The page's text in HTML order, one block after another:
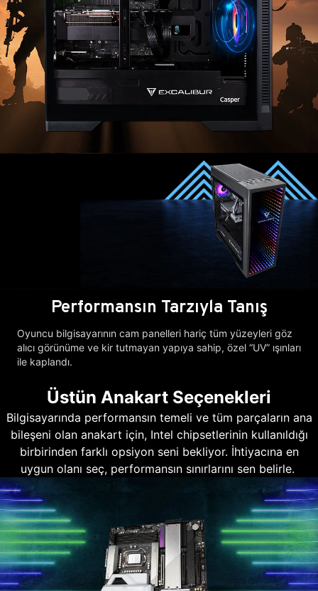
Performansın Tarzıyla Tanış
Oyuncu bilgisayarının cam panelleri hariç tüm yüzeyleri göz
alıcı görünüme ve kir tutmayan yapıya sahip, özel “UV” ışınları
ile kaplandı.
Üstün Anakart Seçenekleri
Bilgisayarında performansın temeli ve tüm parçaların ana
bileşeni olan anakart için, Intel chipsetlerinin kullanıldığı
birbirinden farklı opsiyon seni bekliyor. İhtiyacına en
uygun olanı seç, performansın sınırlarını sen belirle.